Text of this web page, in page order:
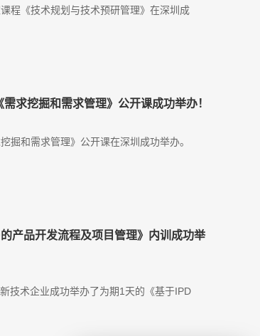
程《技术规划与技术预研管理》在深圳成
求挖掘和需求管理》公开课成功举办！
掘和需求管理》公开课在深圳成功举办。
产品开发流程及项目管理》内训成功举
技术企业成功举办了为期1天的《基于IPD